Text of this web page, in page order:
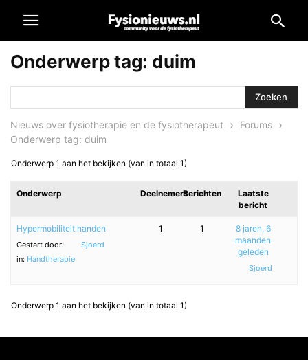
Onderwerp tag: duim
Nieuws over fysiotherapie en de fysiotherapeut › Forums ›
Onderwerp tag: duim
Onderwerp 1 aan het bekijken (van in totaal 1)
Onderwerp DeelnemersBerichten
Laatste
bericht
Hypermobiliteit handen
Gestart door:
Sjoerd
in: Handtherapie
1 1
8 jaren, 6
maanden
geleden
Sjoerd
Onderwerp 1 aan het bekijken (van in totaal 1)